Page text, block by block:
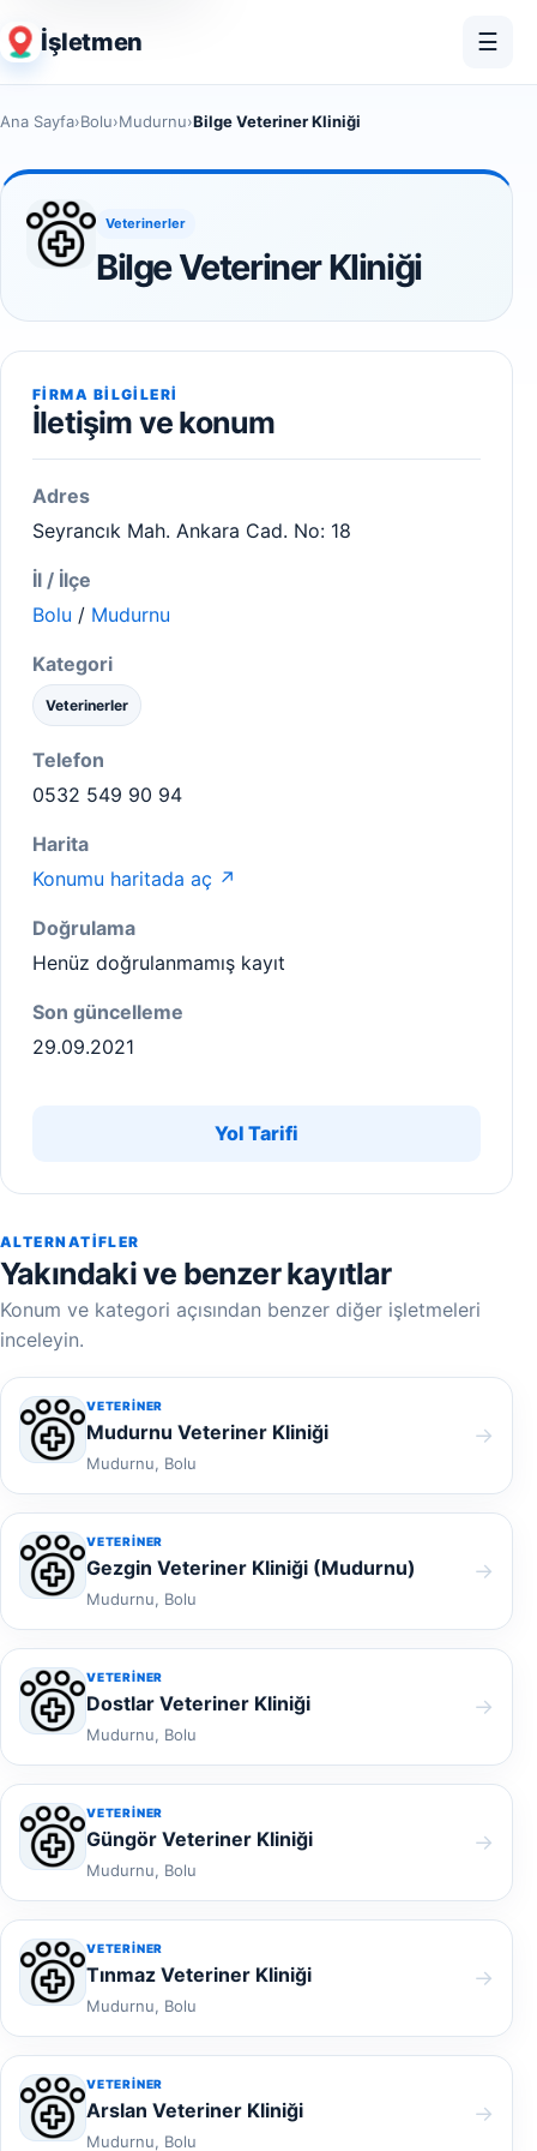
İşletmen ☰
Ana Sayfa›Bolu›Mudurnu›Bilge Veteriner Kliniği
Veterinerler
Bilge Veteriner Kliniği
FIRMA BILGILERI
İletişim ve konum
Adres
Seyrancık Mah. Ankara Cad. No: 18
İl / İlçe
Bolu / Mudurnu
Kategori
Veterinerler
Telefon
0532 549 90 94
Harita
Konumu haritada aç ↗
Doğrulama
Henüz doğrulanmamış kayıt
Son güncelleme
29.09.2021
Yol Tarifi
ALTERNATIFLER
Yakındaki ve benzer kayıtlar
Konum ve kategori açısından benzer diğer işletmeleri
inceleyin.
VETERINER
Mudurnu Veteriner Kliniği
Mudurnu, Bolu
→
VETERINER
Gezgin Veteriner Kliniği (Mudurnu)
Mudurnu, Bolu
→
VETERINER
Dostlar Veteriner Kliniği
Mudurnu, Bolu
→
VETERINER
Güngör Veteriner Kliniği
Mudurnu, Bolu
→
VETERINER
Tınmaz Veteriner Kliniği
Mudurnu, Bolu
→
VETERINER
Arslan Veteriner Kliniği
Mudurnu, Bolu
→